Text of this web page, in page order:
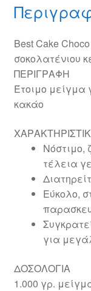
Best Cake
σοκολατένιου
ΠΕΡΙΓΡΑΦΗ
Έτοιμο μείγμα
κακάο
Νόστιμο,
τέλεια
Εύκολο,
για
ΔΟΣΟΛΟΓΙΑ
1.000 γρ.